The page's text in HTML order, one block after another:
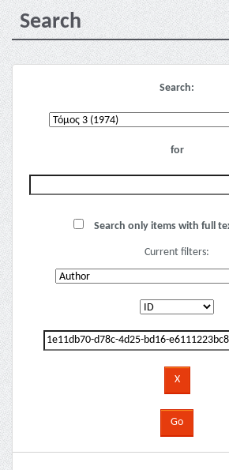
Search
Search:
for
Search only items with full
Current filters: